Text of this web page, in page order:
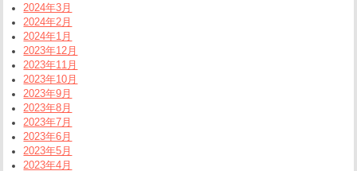
2024年3月
2024年2月
2024年1月
2023年12月
2023年11月
2023年10月
2023年9月
2023年8月
2023年7月
2023年6月
2023年5月
2023年4月